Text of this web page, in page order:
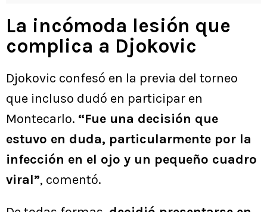
La incómoda lesión que
complica a Djokovic
Djokovic confesó en la previa del torneo
que incluso dudó en participar en
Montecarlo. “Fue una decisión que
estuvo en duda, particularmente por la
infección en el ojo y un pequeño cuadro
viral”, comentó.